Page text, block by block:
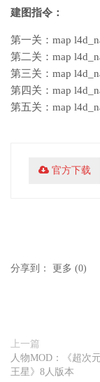
建图指令：
第一关：map
第二关：map
第三关：map
第四关：map
第五关：map
官方下载
分享到： 更多 (0)
上一篇
人物MOD：《超次
王星》8人版本